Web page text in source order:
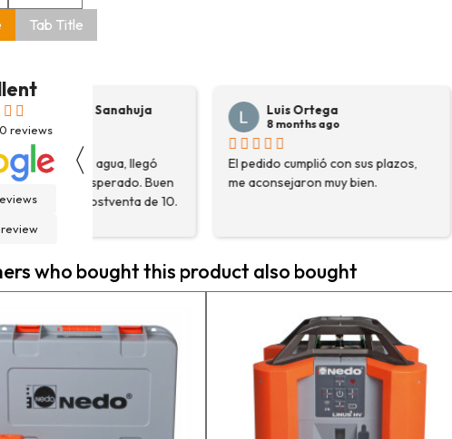
Tab Title
reviews
〈
Luis Ortega
El pedido cumplió con sus plazos,
me aconsejaron muy bien.
Hace poco compré una
destoconadora de
HYUNDAI HYTC150-2
fue una muy buena
solo me encontré el
asesoraron y
detalle para
estaba eligiendo la
adecuada para mi
la persona con que
contactactanto me
En general, la
vuelto a comprar, tengo
pedidos en proceso y
who bought this product also bought